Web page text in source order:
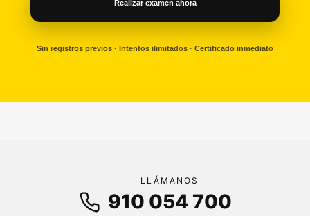
Realizar examen ahora
Sin registros previos · Intentos ilimitados · Certificado inmediato
LLÁMANOS
910 054 700